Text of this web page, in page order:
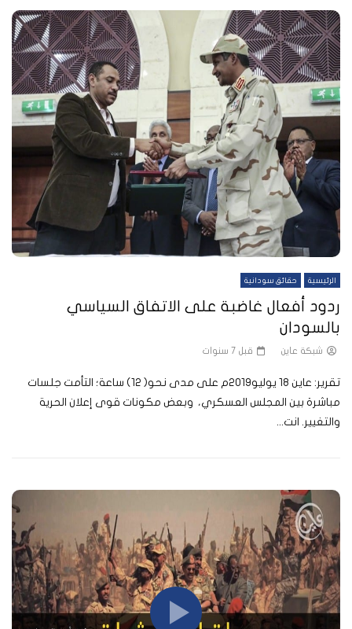
الرئيسية حقائق سودانية
ردود أفعال غاضبة على الاتفاق السياسي
بالسودان
شبكة عاين قبل 7 سنوات
تقرير: عاين 18 يوليو2019م على مدى نحو( 12) ساعة؛ التأمت جلسات
مباشرة بين المجلس العسكري، وبعض مكونات قوى إعلان الحرية
والتغيير. انت...